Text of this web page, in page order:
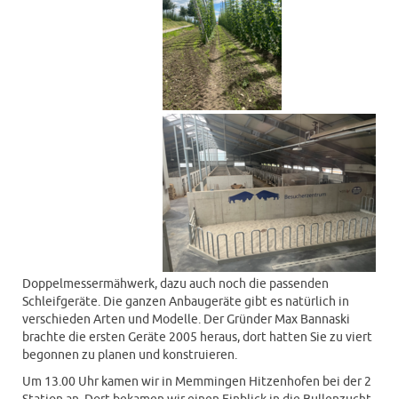
Doppelmessermähwerk, dazu auch noch die passenden
Schleifgeräte. Die ganzen Anbaugeräte gibt es natürlich in
verschieden Arten und Modelle. Der Gründer Max Bannaski
brachte die ersten Geräte 2005 heraus, dort hatten Sie zu viert
begonnen zu planen und konstruieren.
Um 13.00 Uhr kamen wir in Memmingen Hitzenhofen bei der 2